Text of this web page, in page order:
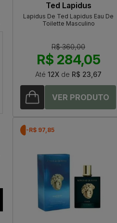
Ted Lapidus
Lapidus De Ted Lapidus Eau De
Toilette Masculino
R$ 360,00
R$ 284,05
Até 12X de R$ 23,67
-R$ 97,85